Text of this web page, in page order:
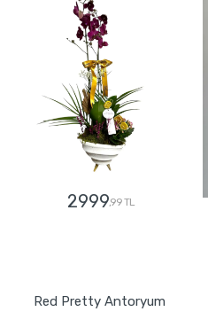
2999,99 TL
Red Pretty Antoryum